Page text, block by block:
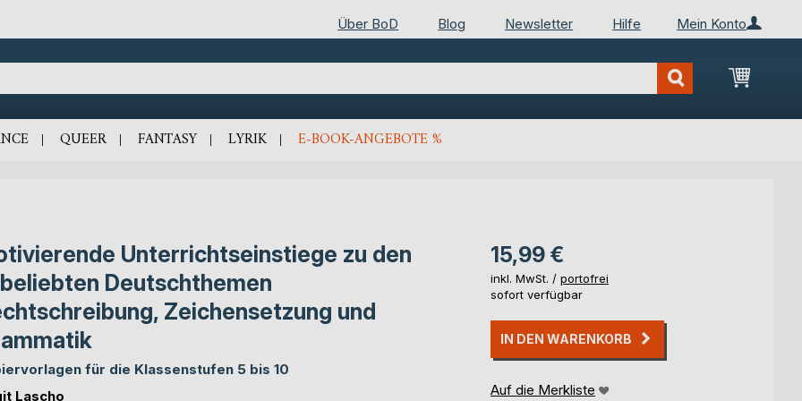
Mein Konto
Über BoD Blog Newsletter Hilfe
Mein
QUEER FANTASY LYRIK E-BOOK-ANGEBOTE %
Unterrichtseinstiege zu den
Deutschthemen
Zeichensetzung und
für die Klassenstufen 5 bis 10
Lascho
15,99 €
inkl. MwSt. / portofrei
sofort verfügbar
IN DEN WARENKORB
Auf die Merkliste